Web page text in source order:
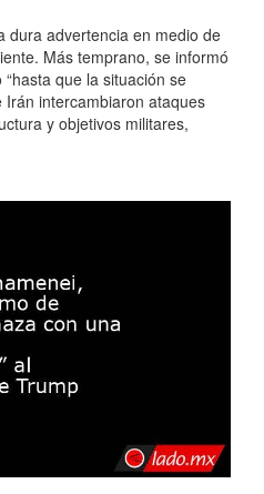
dura advertencia en medio de
Más temprano, se informó
que la situación se
Irán intercambiaron ataques
y objetivos militares,